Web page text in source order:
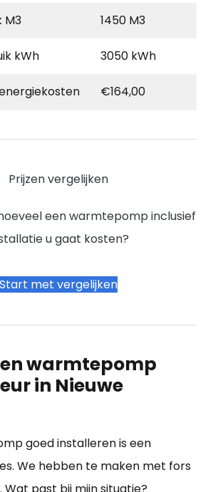
M3 1450 M3
kWh 3050 kWh
€164,00
Prijzen vergelijken
een warmtepomp inclusief
u gaat kosten?
Start met vergelijken
warmtepomp
in Nieuwe
goed installeren is een
We hebben te maken met fors